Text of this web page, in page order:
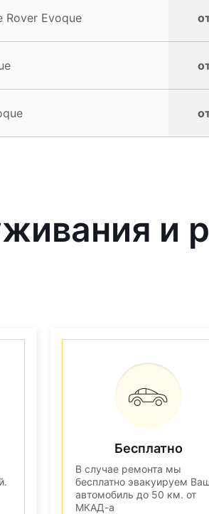
Rover Evoque
и
Бесплатно
В случае ремонта мы
бесплатно эвакуируем
автомобиль до 50 км. от
МКАД-а